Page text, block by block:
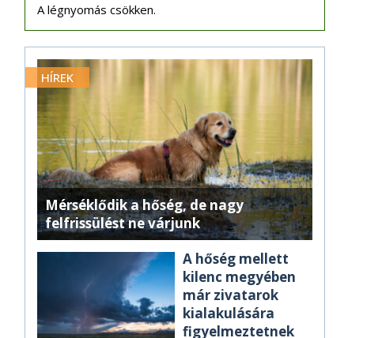
A légnyomás csökken.
HÍREK
Mérséklődik a hőség, de nagy
felfrissülést ne várjunk
A hőség mellett
kilenc megyében
már zivatarok
kialakulására
figyelmeztetnek